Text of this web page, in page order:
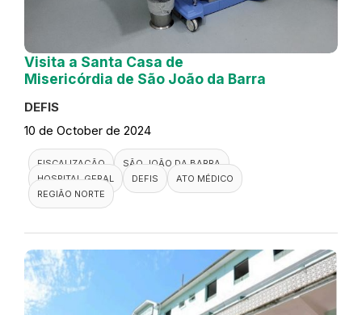
Visita a Santa Casa de
Misericórdia de São João da Barra
DEFIS
10 de October de 2024
FISCALIZAÇÃO
SÃO JOÃO DA BARRA
HOSPITAL GERAL
DEFIS
ATO MÉDICO
REGIÃO NORTE